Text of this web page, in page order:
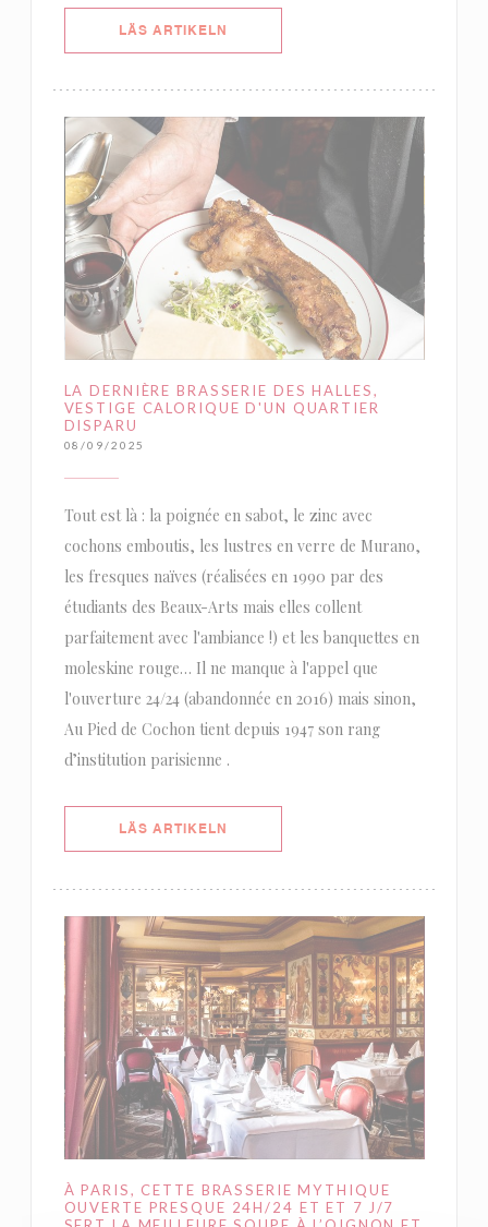
LÄS ARTIKELN
LA DERNIÈRE BRASSERIE DES HALLES,
VESTIGE CALORIQUE D'UN QUARTIER
DISPARU
08/09/2025
Tout est là : la poignée en sabot, le zinc avec
cochons emboutis, les lustres en verre de Murano,
les fresques naïves (réalisées en 1990 par des
étudiants des Beaux-Arts mais elles collent
parfaitement avec l'ambiance !) et les banquettes en
moleskine rouge… Il ne manque à l'appel que
l'ouverture 24/24 (abandonnée en 2016) mais sinon,
Au Pied de Cochon tient depuis 1947 son rang
d’institution parisienne .
LÄS ARTIKELN
À PARIS, CETTE BRASSERIE MYTHIQUE
OUVERTE PRESQUE 24H/24 ET ET 7 J/7